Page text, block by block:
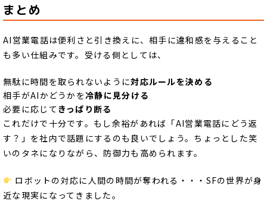
まとめ
AI営業電話は便利さと引き換えに、相手に違和感を与えること
も多い仕組みです。受ける側としては、
無駄に時間を取られないように対応ルールを決める
相手がAIかどうかを冷静に見分ける
必要に応じて きっぱり断る
これだけで十分です。もし余裕があれば「AI営業電話にどう返
す？」を社内で話題にするのも良いでしょう。ちょっとした笑
いのタネになりながら、防御力も高められます。
ロボットの対応に人間の時間が奪われる・・・SFの世界が身
近な現実になってきました。